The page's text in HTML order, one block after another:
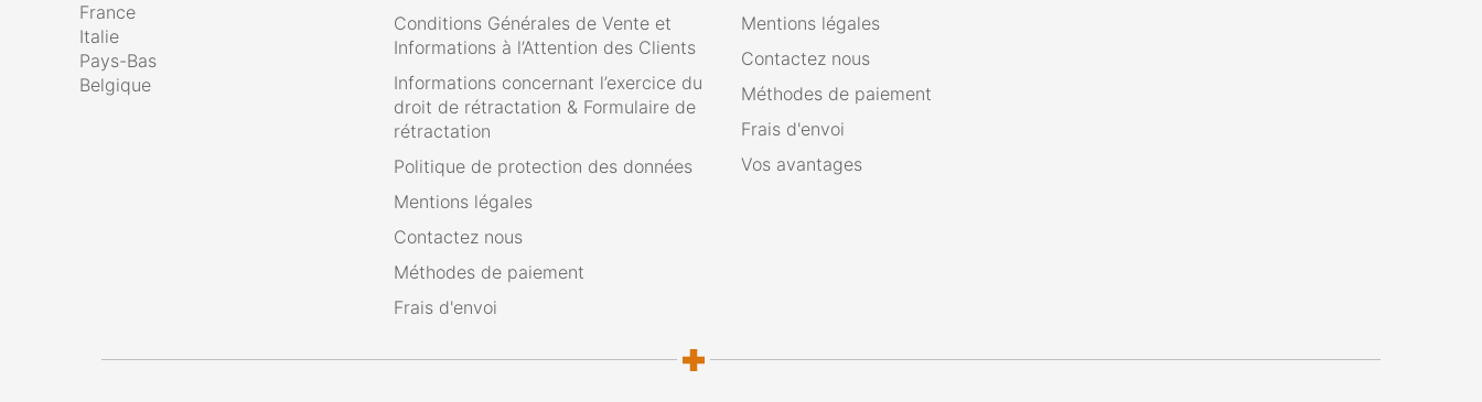
France
Italie
Pays-Bas
Belgique
Conditions Générales de Vente et
Informations à l’Attention des Clients
Informations concernant l’exercice du
droit de rétractation & Formulaire de
rétractation
Politique de protection des données
Mentions légales
Contactez nous
Méthodes de paiement
Frais d'envoi
Mentions légales
Contactez nous
Méthodes de paiement
Frais d'envoi
Vos avantages